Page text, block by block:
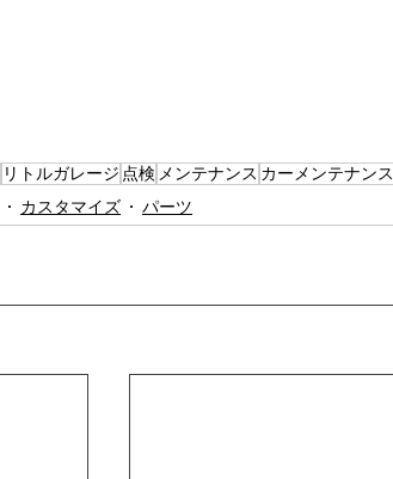
リトルガレージ 点検 メンテナンス カーメンテナンス
カスタマイズ パーツ